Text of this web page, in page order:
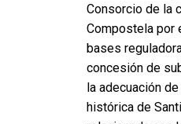
Consorcio de la
Compostela por
bases
concesión de
la adecuación
histórica de